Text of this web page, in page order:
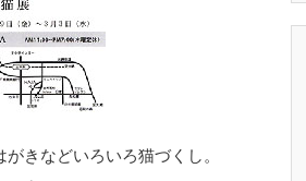
きなどいろいろ猫づくし。